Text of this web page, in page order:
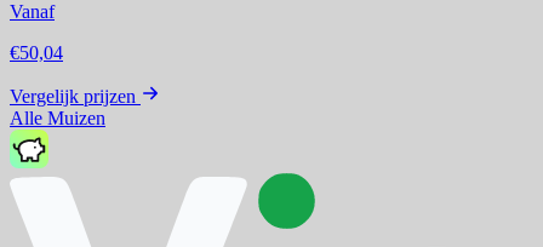
Vanaf
€50,04
Vergelijk prijzen
Alle Muizen